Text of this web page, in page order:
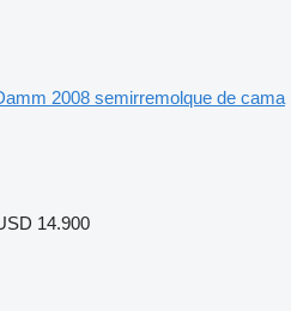
2008 semirremolque de cama
14.900